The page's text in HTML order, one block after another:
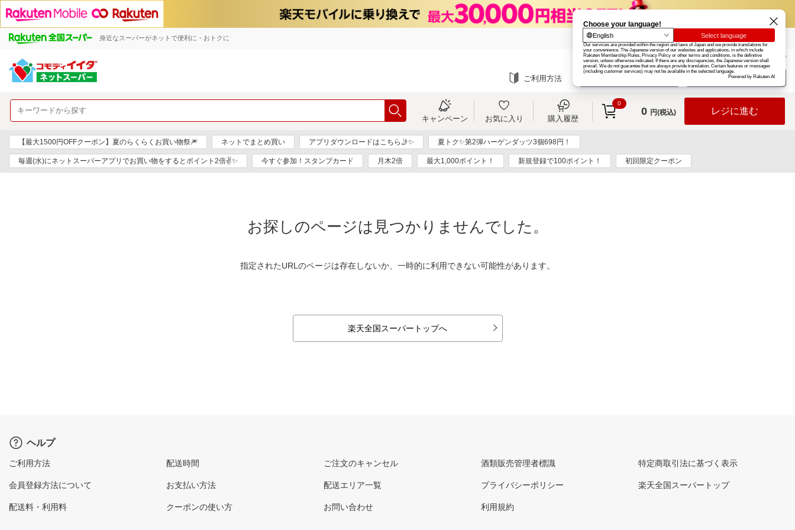
身近なスーパーがネットで便利に・おトクに 楽天グループ カード
お知らせ ヘルプ
ご利用方法 ログイン
キャンペーン お気に入り 購入履歴
0
0 円(税込) レジに進む
【最大1500円OFFクーポン】夏のらくらくお買い物祭🎆 ネットでまとめ買い アプリダウンロードはこちら🤳✨ 夏トク✨第2弾ハーゲンダッツ3個698円！
毎週(水)にネットスーパーアプリでお買い物をするとポイント2倍✌✨ 今すぐ参加！スタンプカード 月木2倍 最大1,000ポイント！ 新規登録で100ポイント！ 初回限定クーポン
お探しのページは見つかりませんでした。
指定されたURLのページは存在しないか、一時的に利用できない可能性があります。
楽天全国スーパートップへ
ヘルプ
ご利用方法
会員登録方法について
配送料・利用料
配送時間
お支払い方法
クーポンの使い方
ご注文のキャンセル
配送エリア一覧
お問い合わせ
酒類販売管理者標識
プライバシーポリシー
利用規約
特定商取引法に基づく表示
楽天全国スーパートップ